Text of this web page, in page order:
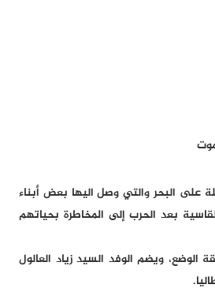
على البحر والتي وصل اليها بعض أبناء
بعد الحرب إلى المخاطرة بحياتهم
ويضم الوفد السيد زياد العالول